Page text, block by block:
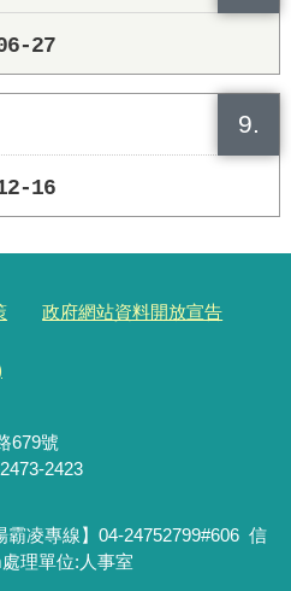
27
9.
16
政府網站資料開放宣告
679號
2423
霸凌專線】04-24752799#606 信
理單位:人事室